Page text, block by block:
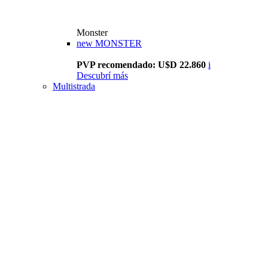
Monster
new MONSTER
PVP recomendado: U$D 22.860 i
Descubrí más
Multistrada